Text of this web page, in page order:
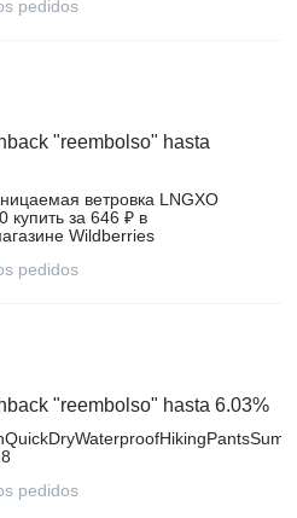
pedidos
"reembolso" hasta
ветровка LNGXO
купить за 646 ₽ в
Wildberries
pedidos
"reembolso" hasta 6.03%
pedidos